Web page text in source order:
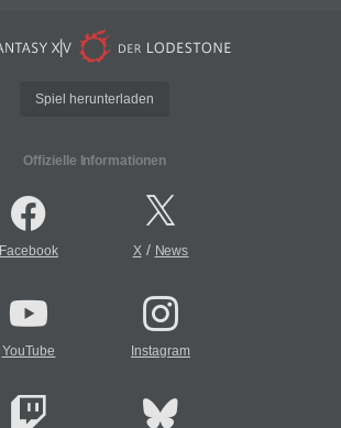
Spiel herunterladen
Offizielle Informationen
Facebook X/ News
YouTube Instagram